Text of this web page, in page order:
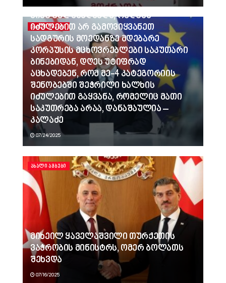
ᲐᲮᲐᲚᲘ ᲐᲛᲑᲔᲑᲘ
ვინც გვლანძღავდა, რადგან
იძულებით არ გამოვიყვანეთ
სადგურის მოედანზე მდებარე
კორპუსის მცხოვრებლები საკუთარი
ბინებიდან, დღეს უტიფრად
აცხადებენ, რომ მე-4 კატეგორიის
შენობებში შეჭრილი ხალხის
იძულებით გაყვანა, რომელიც მათი
საკუთრება არაა, დანაშაულია –
კალაძე
07/24/2025
ᲐᲮᲐᲚᲘ ᲐᲛᲑᲔᲑᲘ
მიხეილ ყაველაშვილი თურქეთის
ვაჭრობის მინისტრს, ომერ ბოლათს
შეხვდა
07/16/2025